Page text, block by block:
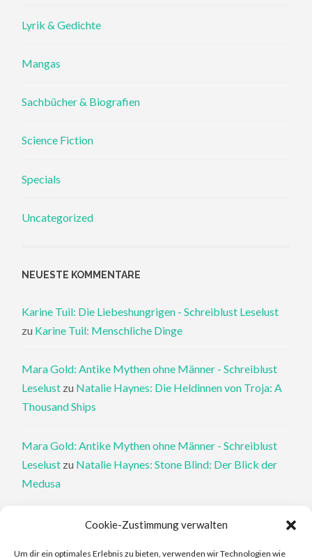
Cookie-Zustimmung verwalten
Um dir ein optimales Erlebnis zu bieten, verwenden wir Technologien wie
Lyrik & Gedichte
Mangas
Sachbücher & Biografien
Science Fiction
Specials
Uncategorized
NEUESTE KOMMENTARE
Karine Tuil: Die Liebeshungrigen - Schreiblust Leselust
zu Karine Tuil: Menschliche Dinge
Mara Gold: Antike Mythen ohne Männer - Schreiblust
Leselust zu Natalie Haynes: Die Heldinnen von Troja: A
Thousand Ships
Mara Gold: Antike Mythen ohne Männer - Schreiblust
Leselust zu Natalie Haynes: Stone Blind: Der Blick der
Medusa
Philippa Perry: Die Therapeutin und ihre Mörder: Dr. Pat